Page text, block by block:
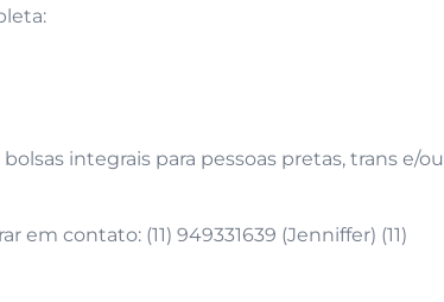
integrais para pessoas pretas, trans e/ou
contato: (11) 949331639 (Jenniffer) (11)